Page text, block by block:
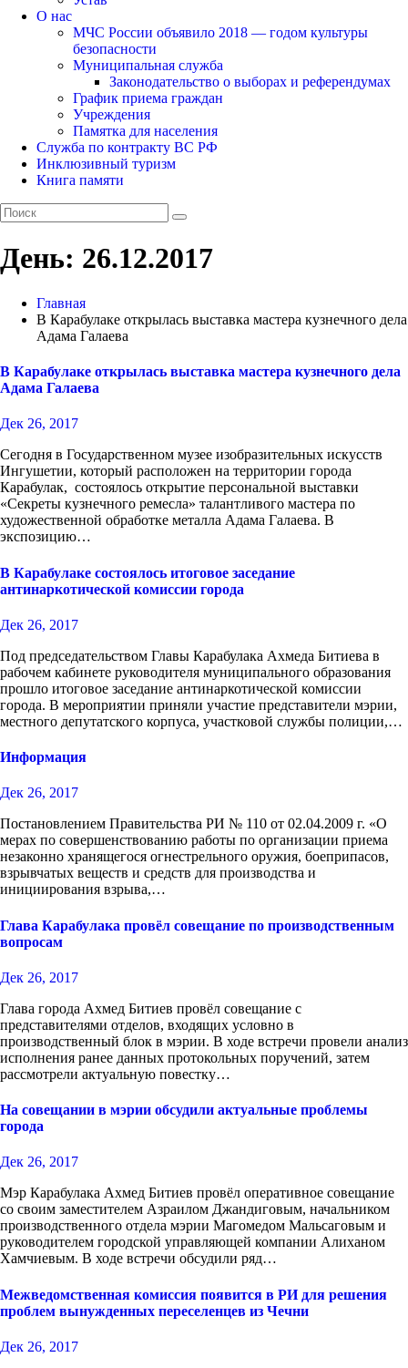
О нас
МЧС России объявило 2018 — годом культуры
безопасности
Муниципальная служба
Законодательство о выборах и референдумах
График приема граждан
Учреждения
Памятка для населения
Служба по контракту ВС РФ
Инклюзивный туризм
Книга памяти
День: 26.12.2017
Главная
В Карабулаке открылась выставка мастера кузнечного дела
Адама Галаева
В Карабулаке открылась выставка мастера кузнечного дела
Адама Галаева
Дек 26, 2017
Сегодня в Государственном музее изобразительных искусств
Ингушетии, который расположен на территории города
Карабулак, состоялось открытие персональной выставки
«Секреты кузнечного ремесла» талантливого мастера по
художественной обработке металла Адама Галаева. В
экспозицию…
В Карабулаке состоялось итоговое заседание
антинаркотической комиссии города
Дек 26, 2017
Под председательством Главы Карабулака Ахмеда Битиева в
рабочем кабинете руководителя муниципального образования
прошло итоговое заседание антинаркотической комиссии
города. В мероприятии приняли участие представители мэрии,
местного депутатского корпуса, участковой службы полиции,…
Информация
Дек 26, 2017
Постановлением Правительства РИ № 110 от 02.04.2009 г. «О
мерах по совершенствованию работы по организации приема
незаконно хранящегося огнестрельного оружия, боеприпасов,
взрывчатых веществ и средств для производства и
инициирования взрыва,…
Глава Карабулака провёл совещание по производственным
вопросам
Дек 26, 2017
Глава города Ахмед Битиев провёл совещание с
представителями отделов, входящих условно в
производственный блок в мэрии. В ходе встречи провели анализ
исполнения ранее данных протокольных поручений, затем
рассмотрели актуальную повестку…
На совещании в мэрии обсудили актуальные проблемы
города
Дек 26, 2017
Мэр Карабулака Ахмед Битиев провёл оперативное совещание
со своим заместителем Азраилом Джандиговым, начальником
производственного отдела мэрии Магомедом Мальсаговым и
руководителем городской управляющей компании Алиханом
Хамчиевым. В ходе встречи обсудили ряд…
Межведомственная комиссия появится в РИ для решения
проблем вынужденных переселенцев из Чечни
Дек 26, 2017